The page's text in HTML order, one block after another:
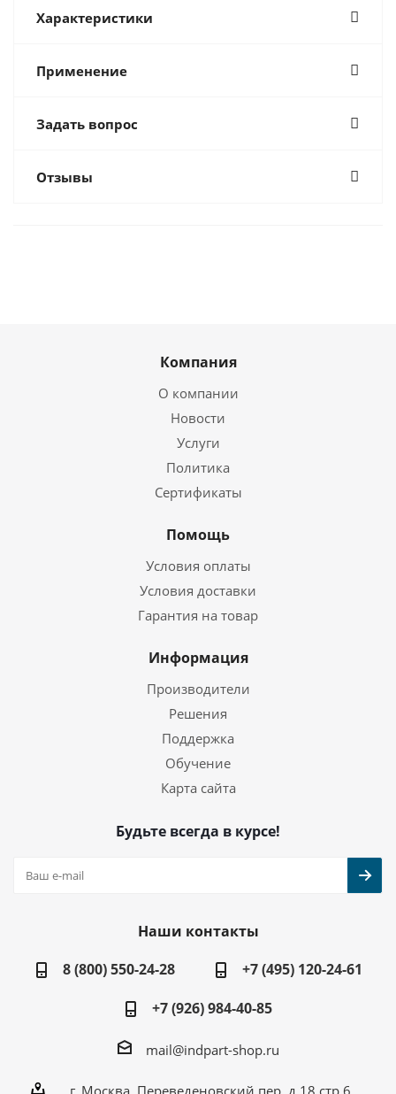
Характеристики
Применение
Задать вопрос
Отзывы
Компания
О компании
Новости
Услуги
Политика
Сертификаты
Помощь
Условия оплаты
Условия доставки
Гарантия на товар
Информация
Производители
Решения
Поддержка
Обучение
Карта сайта
Будьте всегда в курсе!
Наши контакты
8 (800) 550-24-28
+7 (495) 120-24-61
+7 (926) 984-40-85
mail@indpart-shop.ru
г. Москва, Переведеновский пер, д.18 стр.6,